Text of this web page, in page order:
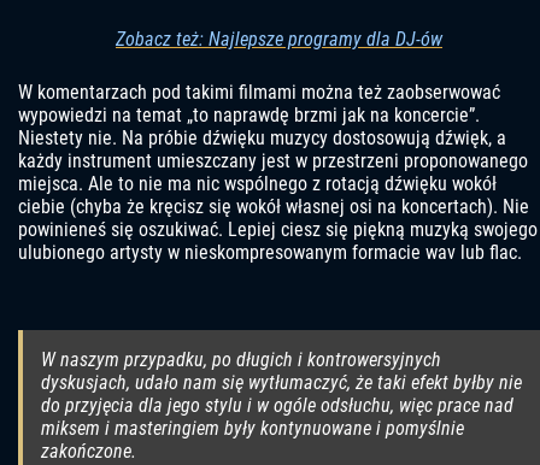
Zobacz też: Najlepsze programy dla DJ-ów
W komentarzach pod takimi filmami można też zaobserwować
wypowiedzi na temat „to naprawdę brzmi jak na koncercie”.
Niestety nie. Na próbie dźwięku muzycy dostosowują dźwięk, a
każdy instrument umieszczany jest w przestrzeni proponowanego
miejsca. Ale to nie ma nic wspólnego z rotacją dźwięku wokół
ciebie (chyba że kręcisz się wokół własnej osi na koncertach). Nie
powinieneś się oszukiwać. Lepiej ciesz się piękną muzyką swojego
ulubionego artysty w nieskompresowanym formacie wav lub flac.
W naszym przypadku, po długich i kontrowersyjnych
dyskusjach, udało nam się wytłumaczyć, że taki efekt byłby nie
do przyjęcia dla jego stylu i w ogóle odsłuchu, więc prace nad
miksem i masteringiem były kontynuowane i pomyślnie
zakończone.